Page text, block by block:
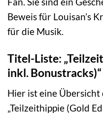
Beweis für Louisan’s
für die Musik.
Titel-Liste:
inkl. Bonustracks)“
Hier ist eine
„Teilzeithippie (Gold